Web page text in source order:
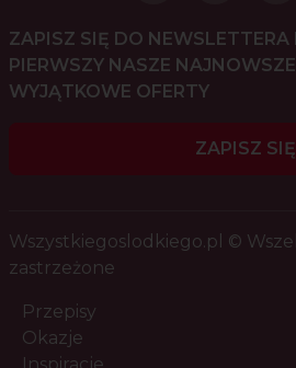
ZAPISZ SIĘ DO NEWSLETTERA
PIERWSZY NASZE
WYJĄTKOWE OFERTY
ZAPISZ SIĘ
Wszystkiegoslodkiego.pl ©
zastrzeżone
Przepisy
Okazje